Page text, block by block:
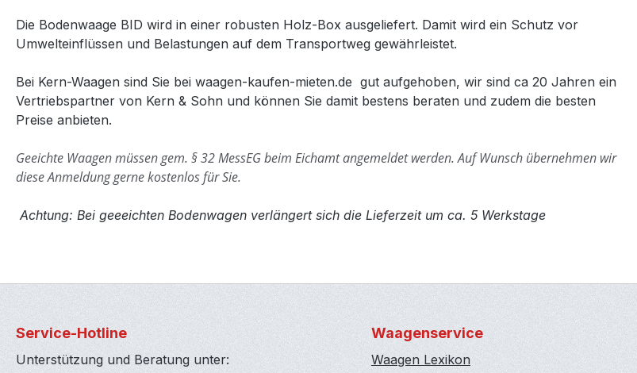
Die Bodenwaage BID wird in einer robusten Holz-Box ausgeliefert. Damit wird ein Schutz vor
Umwelteinflüssen und Belastungen auf dem Transportweg gewährleistet.
Bei Kern-Waagen sind Sie bei waagen-kaufen-mieten.de gut aufgehoben, wir sind ca 20 Jahren ein
Vertriebspartner von Kern & Sohn und können Sie damit bestens beraten und zudem die besten
Preise anbieten.
Geeichte Waagen müssen gem. § 32 MessEG beim Eichamt angemeldet werden.Auf Wunsch übernehmen wir
diese Anmeldung gerne kostenlos für Sie.
Achtung: Bei geeeichten Bodenwagen verlängert sich die Lieferzeit um ca. 5 Werkstage
Service-Hotline
Unterstützung und Beratung unter:
Waagenservice
Waagen Lexikon